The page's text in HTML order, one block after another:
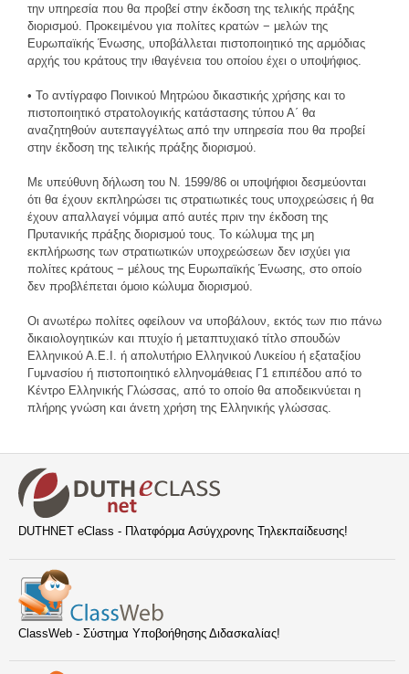
την υπηρεσία που θα προβεί στην έκδοση της τελικής πράξης
διορισμού. Προκειμένου για πολίτες κρατών − μελών της
Ευρωπαϊκής Ένωσης, υποβάλλεται πιστοποιητικό της αρμόδιας
αρχής του κράτους την ιθαγένεια του οποίου έχει ο υποψήφιος.
• Το αντίγραφο Ποινικού Μητρώου δικαστικής χρήσης και το
πιστοποιητικό στρατολογικής κατάστασης τύπου Α΄ θα
αναζητηθούν αυτεπαγγέλτως από την υπηρεσία που θα προβεί
στην έκδοση της τελικής πράξης διορισμού.
Με υπεύθυνη δήλωση του Ν. 1599/86 οι υποψήφιοι δεσμεύονται
ότι θα έχουν εκπληρώσει τις στρατιωτικές τους υποχρεώσεις ή θα
έχουν απαλλαγεί νόμιμα από αυτές πριν την έκδοση της
Πρυτανικής πράξης διορισμού τους. Το κώλυμα της μη
εκπλήρωσης των στρατιωτικών υποχρεώσεων δεν ισχύει για
πολίτες κράτους − μέλους της Ευρωπαϊκής Ένωσης, στο οποίο
δεν προβλέπεται όμοιο κώλυμα διορισμού.
Οι ανωτέρω πολίτες οφείλουν να υποβάλουν, εκτός των πιο πάνω
δικαιολογητικών και πτυχίο ή μεταπτυχιακό τίτλο σπουδών
Ελληνικού Α.Ε.Ι. ή απολυτήριο Ελληνικού Λυκείου ή εξαταξίου
Γυμνασίου ή πιστοποιητικό ελληνομάθειας Γ1 επιπέδου από το
Κέντρο Ελληνικής Γλώσσας, από το οποίο θα αποδεικνύεται η
πλήρης γνώση και άνετη χρήση της Ελληνικής γλώσσας.
DUTHNET eClass - Πλατφόρμα Ασύγχρονης Τηλεκπαίδευσης!
ClassWeb - Σύστημα Υποβοήθησης Διδασκαλίας!